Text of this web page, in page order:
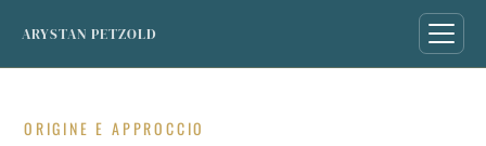
ARYSTAN PETZOLD
ORIGINE E APPROCCIO